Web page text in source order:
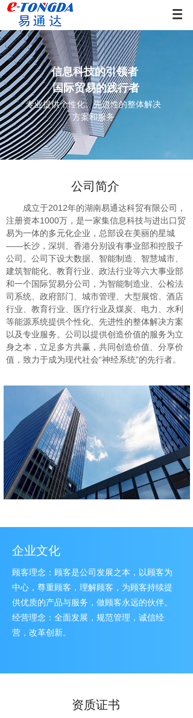
专业提供个性化、先进性的整体解决
方案和服务
信息科技的引领者
国际贸易的践行者
公司简介
成立于2012年的湖南易通达科贸有限公司，
注册资本1000万，是一家集信息科技与进出口贸
易为一体的多元化企业，总部设在美丽的星城
——长沙，深圳、香港分别设有事业部和控股子
公司。公司下设大数据、智能制造、智慧城市、
建筑智能化、教育行业、政法行业等六大事业部
和一个国际贸易分公司，为智能制造业、公检法
司系统、政府部门、城市管理、大型展馆、酒店
行业、教育行业、医疗行业及煤炭、电力、水利
等能源系统提供个性化、先进性的整体解决方案
以及专业服务。公司以提供创造价值的服务为立
身之本，立足多方共赢，共同创造价值、分享价
值，致力于成为现代社会“神经系统”的先行者。
顾客理念：顾客是公司发展之本，以顾客为
中心，尊重顾客，理解顾客，为顾客持续提
供优质的产品与服务，做顾客永远的伙伴。
经营理念：全面发展，规范管理，诚信经
营，改革创新。
企业文化
资质证书